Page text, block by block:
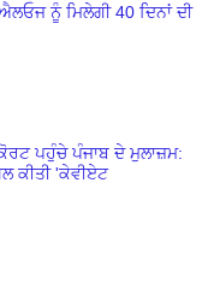
ਨੂੰ ਮਿਲੇਗੀ 40 ਦਿਨਾਂ ਦੀ
ਪਹੁੰਚੇ ਪੰਜਾਬ ਦੇ ਮੁਲਾਜ਼ਮ:
ਕੀਤੀ 'ਕੇਵੀਏਟ